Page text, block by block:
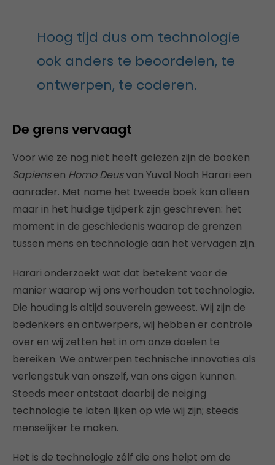
Hoog tijd dus om technologie
ook anders te beoordelen, te
ontwerpen, te coderen.
De grens vervaagt
Voor wie ze nog niet heeft gelezen zijn de boeken
Sapiensen Homo Deusvan Yuval Noah Harari een
aanrader. Met name het tweede boek kan alleen
maar in het huidige tijdperk zijn geschreven: het
moment in de geschiedenis waarop de grenzen
tussen mens en technologie aan het vervagen zijn.
Harari onderzoekt wat dat betekent voor de
manier waarop wij ons verhouden tot technologie.
Die houding is altijd souverein geweest. Wij zijn de
bedenkers en ontwerpers, wij hebben er controle
over en wij zetten het in om onze doelen te
bereiken. We ontwerpen technische innovaties als
verlengstuk van onszelf, van ons eigen kunnen.
Steeds meer ontstaat daarbij de neiging
technologie te laten lijken op wie wij zijn; steeds
menselijker te maken.
Het is de technologie zélf die ons helpt om de